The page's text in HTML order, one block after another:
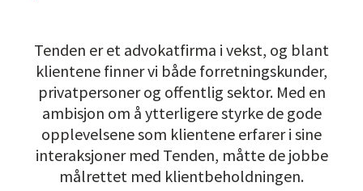
Tenden er et advokatfirma i vekst, og blant
klientene finner vi både forretningskunder,
privatpersoner og offentlig sektor. Med en
ambisjon om å ytterligere styrke de gode
opplevelsene som klientene erfarer i sine
interaksjoner med Tenden, måtte de jobbe
målrettet med klientbeholdningen.